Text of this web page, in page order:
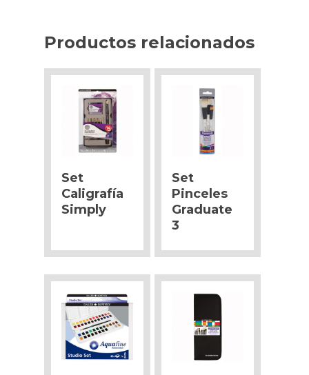
Productos relacionados
Set
Caligrafía
Simply
Set
Pinceles
Graduate
3